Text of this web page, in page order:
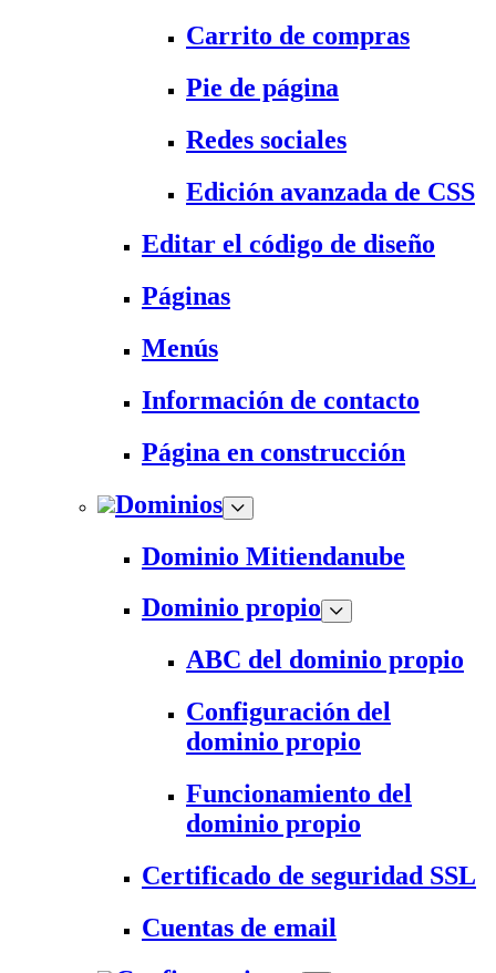
Carrito de compras
Pie de página
Redes sociales
Edición avanzada de CSS
Editar el código de diseño
Páginas
Menús
Información de contacto
Página en construcción
Dominios
Dominio Mitiendanube
Dominio propio
ABC del dominio propio
Configuración del
dominio propio
Funcionamiento del
dominio propio
Certificado de seguridad SSL
Cuentas de email